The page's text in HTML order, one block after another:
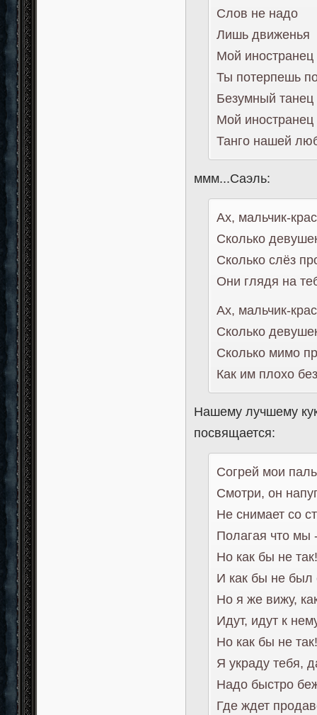
Слов не надо
Лишь движенья
Мой иностранец
Ты потерпешь
Безумный танец
Мой иностранец
Танго нашей
ммм...Саэль:
Ах, мальчик-
Сколько
Сколько слёз
Они глядя на
Ах, мальчик-
Сколько
Сколько мимо
Как им плохо
Нашему лучшему
посвящается:
Согрей мои
Смотри, он
Не снимает со
Полагая что мы
Но как бы не так!
И как бы не был
Но я же вижу,
Идут, идут к
Но как бы не так!
Я украду тебя,
Надо быстро
Где ждет